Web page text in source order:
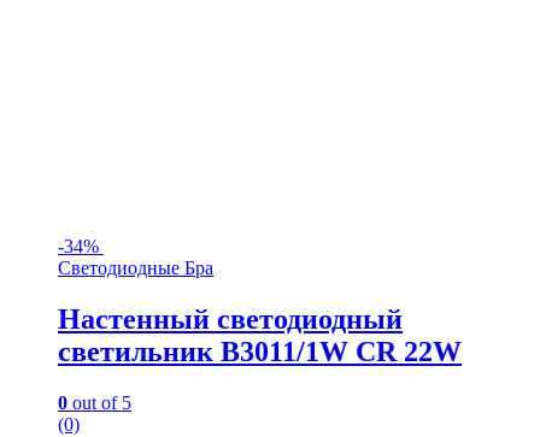
-34%
Светодиодные Бра
Настенный светодиодный
светильник B3011/1W CR 22W
0 out of 5
(0)